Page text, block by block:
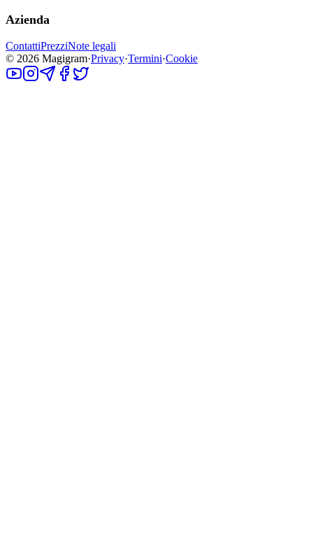
Azienda
ContattiPrezziNote legali
© 2026 Magigram·Privacy·Termini·Cookie